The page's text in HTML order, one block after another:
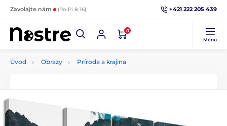
Zavolajte nám (Po-Pi 8-16) +421 222 205 439
0
Menu
Úvod Obrazy Príroda a krajina